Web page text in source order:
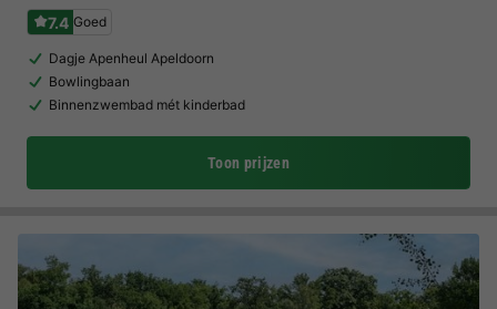
7.4 Goed
Dagje Apenheul Apeldoorn
Bowlingbaan
Binnenzwembad mét kinderbad
Toon prijzen